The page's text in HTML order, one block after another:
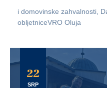
i domovinske zahvalnosti,
obljetniceVRO Oluja
22
SRP